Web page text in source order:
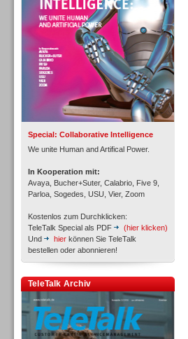
Special: Collaborative Intelligence
We unite Human and Artifical Power.
In Kooperation mit:
Avaya, Bucher+Suter, Calabrio, Five 9,
Parloa, Sogedes, USU, Vier, Zoom
Kostenlos zum Durchklicken:
TeleTalk Special als PDF
(hier klicken)
Und
hier können Sie TeleTalk
bestellen oder abonnieren!
TeleTalk Archiv
Inbound
Inbound